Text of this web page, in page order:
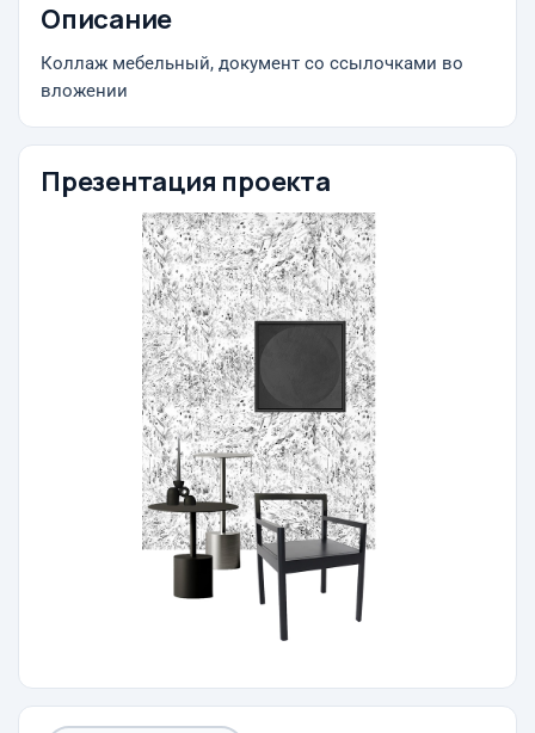
Описание
Коллаж мебельный, документ со ссылочками во
вложении
Презентация проекта